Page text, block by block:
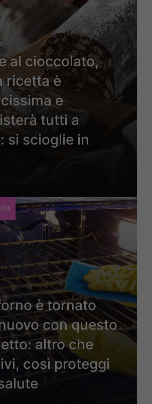
al cioccolato,
ricetta è
e
tutti a
si scioglie in
è tornato
con questo
altro che
così proteggi